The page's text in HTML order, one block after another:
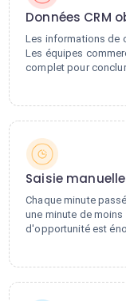
Données CRM
Les informations de
Les équipes
complet pour
Saisie
Chaque minute
une minute de
d'opportunité est